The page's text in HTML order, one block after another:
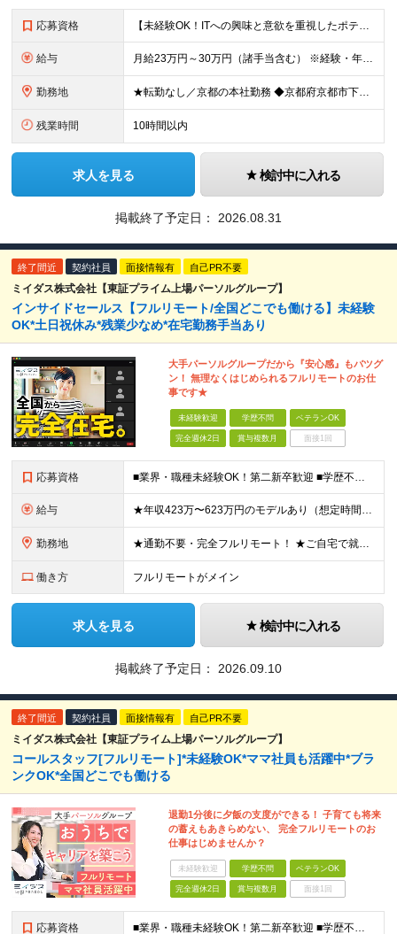
応募資格 【未経験OK！ITへの興味と意欲を重視したポテンシャル採用です！】 ●未経験・知識がなくてもITへの関心や興味があればOK！ ●学歴不問 ＼前職での経験や業界は一切不問！／ □「昔からパソコンを触る
給与 月給23万円～30万円（諸手当含む） ※経験・年齢・スキルなどを考慮の上、当社規定により優遇いたします。 ※残業は基本発生しませんが、発生した場合は時間外手当を全額別途支給します。 ※試用期間2ヶ月
勤務地 ★転勤なし／京都の本社勤務 ◆京都府京都市下京区五条通寺町西入ル御影堂町16-21 京都建物ビル2F ┗「清水五条」駅徒歩2分 ＼配属部署は温かい職場です♪／ 平均年齢は28歳で、若手も多く在籍し
残業時間 10時間以内
求人を見る 検討中に入れる
掲載終了予定日： 2026.08.31
終了間近 契約社員 面接情報有 自己PR不要
ミイダス株式会社【東証プライム上場パーソルグループ】
インサイドセールス【フルリモート/全国どこでも働ける】未経験
OK*土日祝休み*残業少なめ*在宅勤務手当あり
大手パーソルグループだから『安心感』もバツグ
ン！ 無理なくはじめられるフルリモートのお仕
事です★
未経験歓迎 学歴不問 ベテランOK
完全週休2日 賞与複数月 面接1回
応募資格 ■業界・職種未経験OK！第二新卒歓迎 ■学歴不問 ■営業や販売サービス業・カスタマーサポートなど、顧客折衝経験をお持ちの方 ＜契約更新あり＞ 初回2ヵ月、2回目3ヵ月、3回目以降6ヵ月 ※目標の達
給与 ★年収423万〜623万円のモデルあり（想定時間外手当10時間分含む） ★半年に一度ドカンと支給のボーナスあり（半年に1度最大150万円） 月給25万円〜＋各種手当＋インセンティブ ＊リモートワーク
勤務地 ★通勤不要・完全フルリモート！ ★ご自宅で就業いただきます ……………………………………… 東京都品川区北品川5-1-18 住友不動産大崎ツインビル東館 ┗JR山手線・埼京線・湘南新宿ライン・りんかい
働き方 フルリモートがメイン
求人を見る 検討中に入れる
掲載終了予定日： 2026.09.10
終了間近 契約社員 面接情報有 自己PR不要
ミイダス株式会社【東証プライム上場パーソルグループ】
コールスタッフ[フルリモート]*未経験OK*ママ社員も活躍中*ブラ
ンクOK*全国どこでも働ける
退勤1分後に夕飯の支度ができる！ 子育ても将来
の蓄えもあきらめない、 完全フルリモートのお
仕事はじめませんか？
未経験歓迎 学歴不問 ベテランOK
完全週休2日 賞与複数月 面接1回
応募資格 ■業界・職種未経験OK！第二新卒歓迎 ■学歴不問 ■営業や販売サービス業・カスタマーサポートなど、顧客折衝経験をお持ちの方 ＜契約更新あり＞ 初回2ヵ月、2回目3ヵ月、3回目以降6ヵ月 ※目標の達